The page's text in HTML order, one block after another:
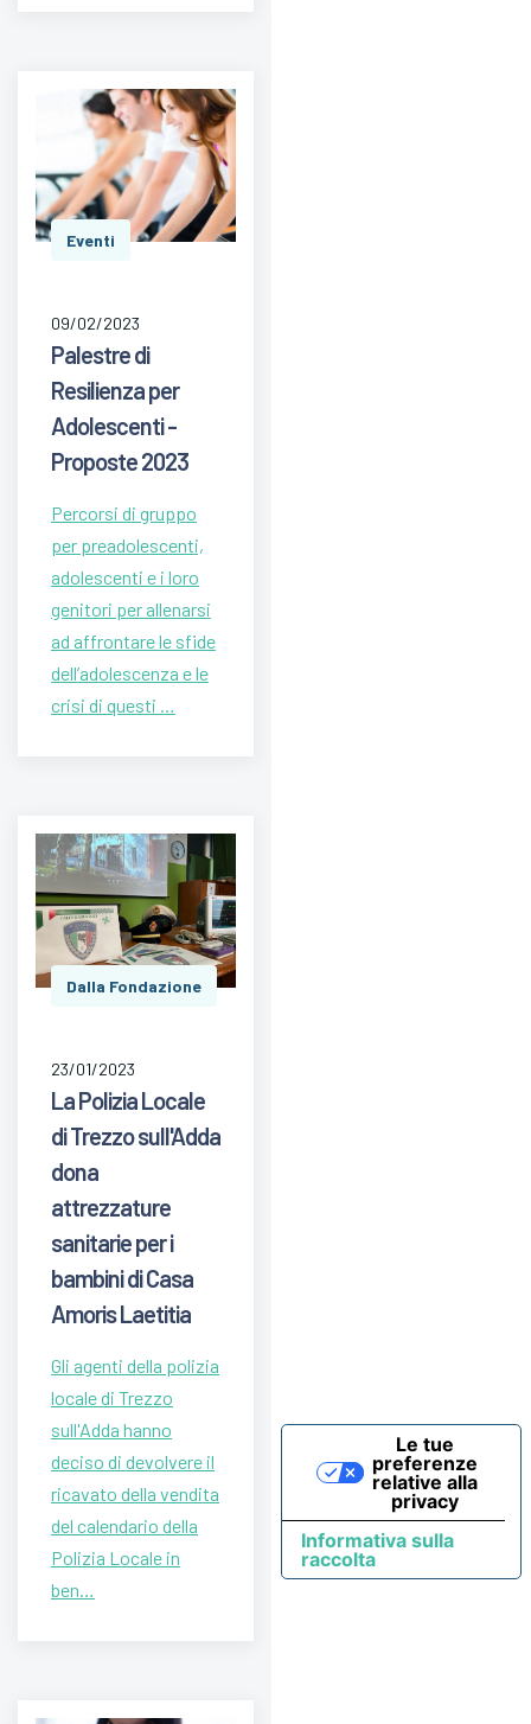
Eventi
09/02/2023
Palestre di
Resilienza per
Adolescenti -
Proposte 2023
Percorsi di gruppo
per preadolescenti,
adolescenti e i loro
genitori per allenarsi
ad affrontare le sfide
dell’adolescenza e le
crisi di questi …
Dalla Fondazione
23/01/2023
La Polizia Locale
di Trezzo sull'Adda
dona
attrezzature
sanitarie per i
bambini di Casa
Amoris Laetitia
Gli agenti della polizia
locale di Trezzo
sull'Adda hanno
deciso di devolvere il
ricavato della vendita
del calendario della
Polizia Locale in
ben…
Informativa sulla
raccolta
Le tue
preferenze
relative alla
privacy